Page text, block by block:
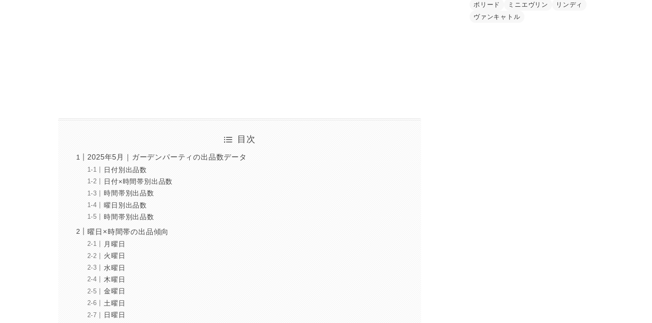
目次
2025年5月｜ガーデンパーティの出品数データ
日付別出品数
日付×時間帯別出品数
時間帯別出品数
曜日別出品数
時間帯別出品数
曜日×時間帯の出品傾向
月曜日
火曜日
水曜日
木曜日
金曜日
土曜日
日曜日
ボリード
ミニエヴリン
リンディ
ヴァンキャトル